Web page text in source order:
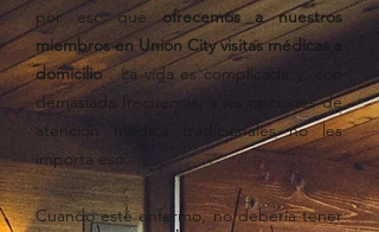
por eso queofrecemos a nuestros
miembros en Union City visitas médicas a
domicilio. La vida es complicada y, con
demasiada frecuencia, a las opciones de
atención médica tradicionales no les
importa eso.
Cuando esté enfermo, no debería tener